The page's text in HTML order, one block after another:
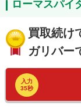
ローマスパイ
買取続け
ガリバー
入力
35秒